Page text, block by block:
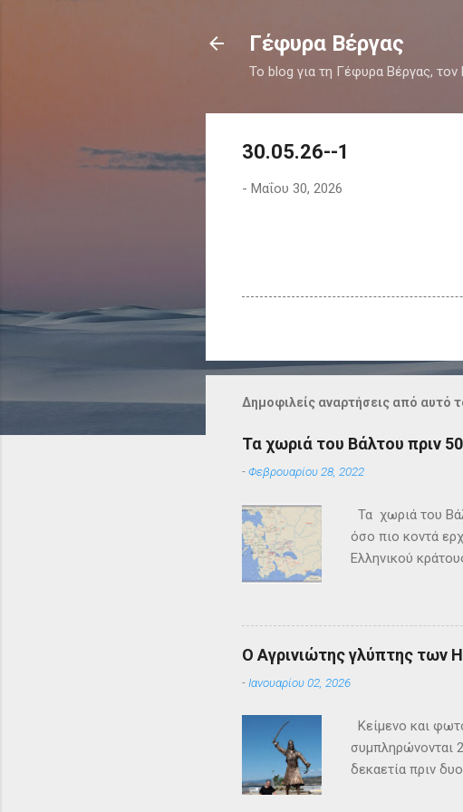
Γέφυρα Βέργας
Το blog για τη Γέφυρα Βέργας, τον
30.05.26--1
- Μαΐου 30, 2026
Δημοφιλείς αναρτήσεις από αυτό
Τα χωριά του Βάλτου πριν
-Φεβρουαρίου 28, 2022
Τα χωριά του
όσο πιο κοντά
Ελληνικού
κυκλοφορία
σκόρπια
παππούδων, να
γεγονότα της
καταστροφή. Σε
Ο Αγρινιώτης γλύπτης των
-Ιανουαρίου 02, 2026
Κείμενο και
συμπληρώνονται
δεκαετία πριν